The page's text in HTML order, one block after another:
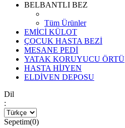
BELBANTLI BEZ
Tüm Ürünler
EMİCİ KÜLOT
ÇOCUK HASTA BEZİ
MESANE PEDİ
YATAK KORUYUCU ÖRTÜ
HASTA HİJYEN
ELDİVEN DEPOSU
Dil
:
Sepetim(0)